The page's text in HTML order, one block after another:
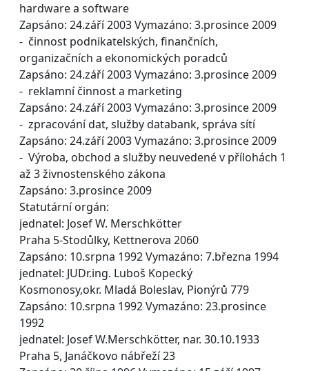
hardware a software
Zapsáno: 24.září 2003 Vymazáno: 3.prosince 2009
- činnost podnikatelských, finančních,
organizačních a ekonomických poradců
Zapsáno: 24.září 2003 Vymazáno: 3.prosince 2009
- reklamní činnost a marketing
Zapsáno: 24.září 2003 Vymazáno: 3.prosince 2009
- zpracování dat, služby databank, správa sítí
Zapsáno: 24.září 2003 Vymazáno: 3.prosince 2009
- Výroba, obchod a služby neuvedené v přílohách 1
až 3 živnostenského zákona
Zapsáno: 3.prosince 2009
Statutární orgán:
jednatel: Josef W. Merschkötter
Praha 5-Stodůlky, Kettnerova 2060
Zapsáno: 10.srpna 1992 Vymazáno: 7.března 1994
jednatel: JUDr.ing. Luboš Kopecký
Kosmonosy,okr. Mladá Boleslav, Pionýrů 779
Zapsáno: 10.srpna 1992 Vymazáno: 23.prosince
1992
jednatel: Josef W.Merschkötter, nar. 30.10.1933
Praha 5, Janáčkovo nábřeží 23